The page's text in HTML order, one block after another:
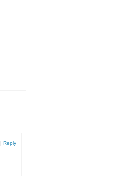
| Reply